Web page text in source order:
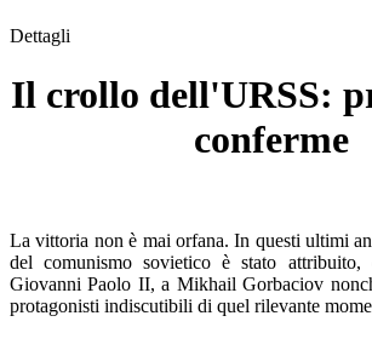
Dettagli
Il crollo dell'URSS:
conferme
La vittoria non è mai orfana. In questi ultimi
del comunismo sovietico è stato
Giovanni Paolo II, a Mikhail Gorbaciov
protagonisti indiscutibili di quel rilevante